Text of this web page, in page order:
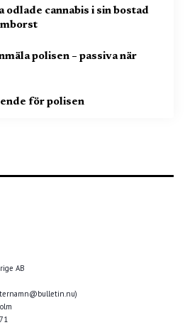
odlade cannabis i sin bostad
polisen – passiva när
för polisen
AB